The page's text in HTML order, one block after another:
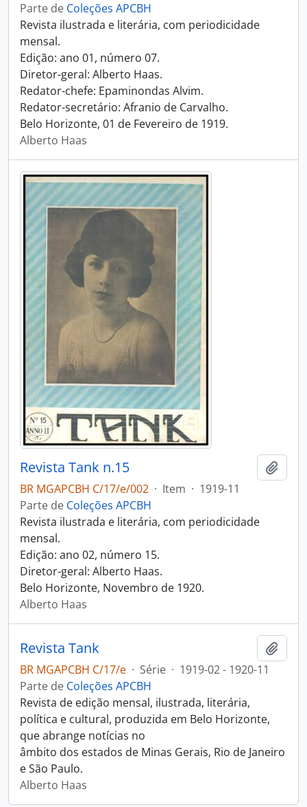
Parte de Coleções APCBH
Revista ilustrada e literária, com periodicidade
mensal.
Edição: ano 01, número 07.
Diretor-geral: Alberto Haas.
Redator-chefe: Epaminondas Alvim.
Redator-secretário: Afranio de Carvalho.
Belo Horizonte, 01 de Fevereiro de 1919.
Alberto Haas
Revista Tank n.15
BR MGAPCBH C/17/e/002 · Item · 1919-11
Parte de Coleções APCBH
Revista ilustrada e literária, com periodicidade
mensal.
Edição: ano 02, número 15.
Diretor-geral: Alberto Haas.
Belo Horizonte, Novembro de 1920.
Alberto Haas
Revista Tank
BR MGAPCBH C/17/e · Série · 1919-02 - 1920-11
Parte de Coleções APCBH
Revista de edição mensal, ilustrada, literária,
política e cultural, produzida em Belo Horizonte,
que abrange notícias no
âmbito dos estados de Minas Gerais, Rio de Janeiro
e São Paulo.
Alberto Haas